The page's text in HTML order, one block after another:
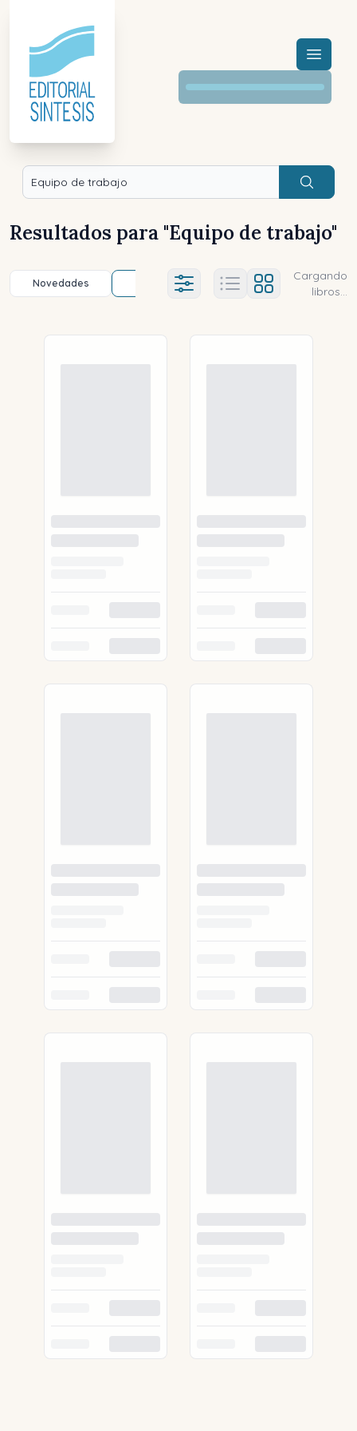
Menú
Buscar
Resultados para "Equipo de trabajo"
Novedades Título (a-z) Título (z-a)
Ajustes abierto
Cargando
libros...